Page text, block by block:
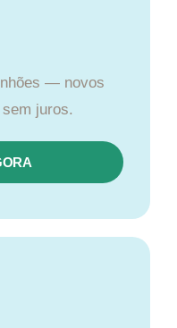
— novos
juros.